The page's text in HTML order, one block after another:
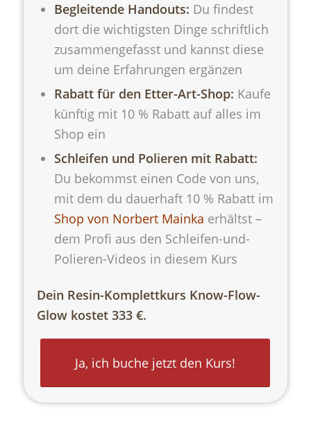
Begleitende Handouts: Du findest
dort die wichtigsten Dinge schriftlich
zusammengefasst und kannst diese
um deine Erfahrungen ergänzen
Rabatt für den Etter-Art-Shop: Kaufe
künftig mit 10 % Rabatt auf alles im
Shop ein
Schleifen und Polieren mit Rabatt:
Du bekommst einen Code von uns,
mit dem du dauerhaft 10 % Rabatt im
Shop von Norbert Mainka erhältst –
dem Profi aus den Schleifen-und-
Polieren-Videos in diesem Kurs
Dein Resin-Komplettkurs Know-Flow-
Glow kostet 333 €.
Ja, ich buche jetzt den Kurs!